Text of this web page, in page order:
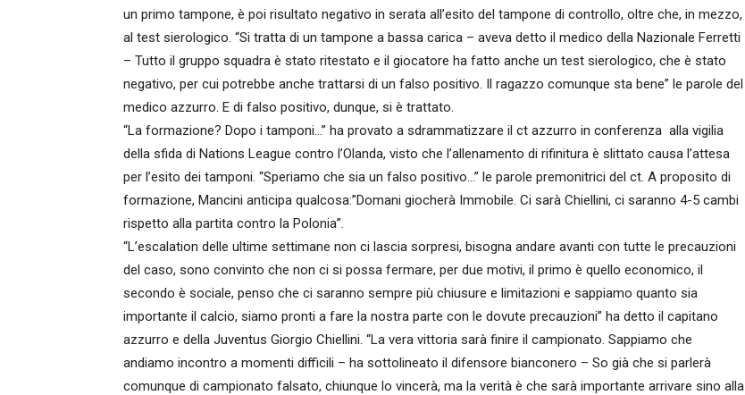
un primo tampone, è poi risultato negativo in serata all’esito del tampone di controllo, oltre che, in mezzo,
al test sierologico. “Si tratta di un tampone a bassa carica – aveva detto il medico della Nazionale Ferretti
– Tutto il gruppo squadra è stato ritestato e il giocatore ha fatto anche un test sierologico, che è stato
negativo, per cui potrebbe anche trattarsi di un falso positivo. Il ragazzo comunque sta bene” le parole del
medico azzurro. E di falso positivo, dunque, si è trattato.
“La formazione? Dopo i tamponi…” ha provato a sdrammatizzare il ct azzurro in conferenza alla vigilia
della sfida di Nations League contro l’Olanda, visto che l’allenamento di rifinitura è slittato causa l’attesa
per l’esito dei tamponi. “Speriamo che sia un falso positivo…” le parole premonitrici del ct. A proposito di
formazione, Mancini anticipa qualcosa:”Domani giocherà Immobile. Ci sarà Chiellini, ci saranno 4-5 cambi
rispetto alla partita contro la Polonia”.
“L’escalation delle ultime settimane non ci lascia sorpresi, bisogna andare avanti con tutte le precauzioni
del caso, sono convinto che non ci si possa fermare, per due motivi, il primo è quello economico, il
secondo è sociale, penso che ci saranno sempre più chiusure e limitazioni e sappiamo quanto sia
importante il calcio, siamo pronti a fare la nostra parte con le dovute precauzioni” ha detto il capitano
azzurro e della Juventus Giorgio Chiellini. “La vera vittoria sarà finire il campionato. Sappiamo che
andiamo incontro a momenti difficili – ha sottolineato il difensore bianconero – So già che si parlerà
comunque di campionato falsato, chiunque lo vincerà, ma la verità è che sarà importante arrivare sino alla